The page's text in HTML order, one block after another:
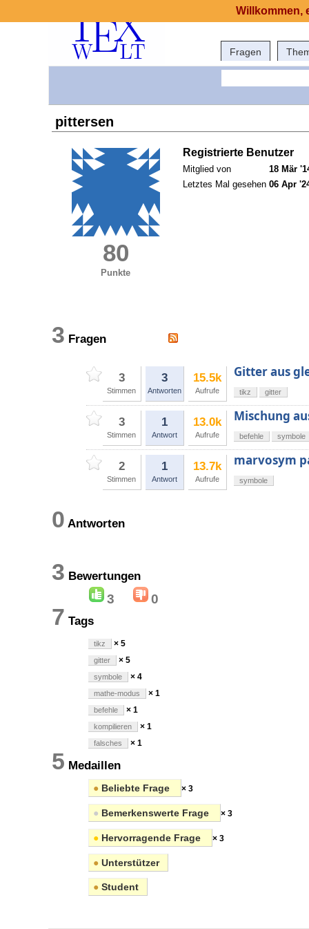
Fragen
pittersen
80
Punkte
Registrierte Benutzer
Mitglied von
18 Mär
Letztes Mal gesehen 06 Apr
3 Fragen
3
Stimmen
3
Antworten
15.5k
Aufrufe
Gitter aus
tikz gitter
3
Stimmen
1
Antwort
13.0k
Aufrufe
Mischung
befehle symbole
2
Stimmen
1
Antwort
13.7k
Aufrufe
marvosym
symbole
0 Antworten
3 Bewertungen
3 0
7 Tags
tikz × 5
gitter × 5
symbole × 4
mathe-modus × 1
befehle × 1
kompilieren × 1
falsches × 1
5 Medaillen
● Beliebte Frage × 3
● Bemerkenswerte Frage × 3
● Hervorragende Frage × 3
● Unterstützer
● Student
Willkommen,